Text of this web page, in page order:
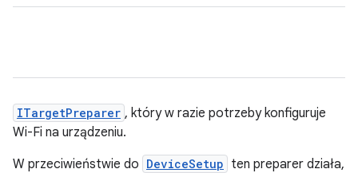
ITargetPreparer , który w razie potrzeby konfiguruje
Wi-Fi na urządzeniu.
W przeciwieństwie do DeviceSetup ten preparer działa,